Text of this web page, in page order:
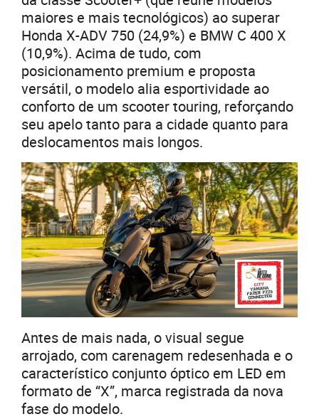
maiores e mais tecnológicos) ao superar
Honda X-ADV 750 (24,9%) e BMW C 400 X
(10,9%). Acima de tudo, com
posicionamento premium e proposta
versátil, o modelo alia esportividade ao
conforto de um scooter touring, reforçando
seu apelo tanto para a cidade quanto para
deslocamentos mais longos.
Antes de mais nada, o visual segue
arrojado, com carenagem redesenhada e o
característico conjunto óptico em LED em
formato de “X”, marca registrada da nova
fase do modelo.